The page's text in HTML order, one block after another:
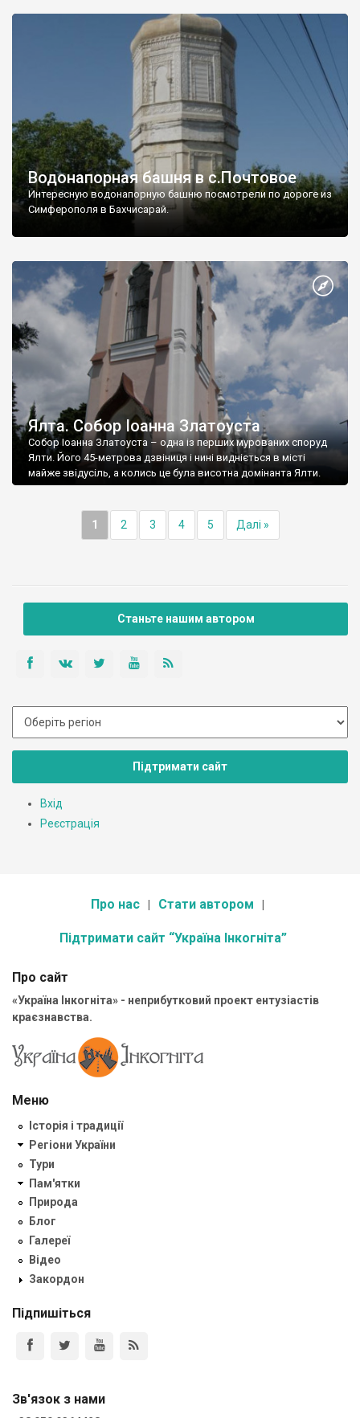
Водонапорная башня в с.Почтовое
Интересную водонапорную башню посмотрели по дороге из
Симферополя в Бахчисарай.
Ялта. Собор Іоанна Златоуста
Собор Іоанна Златоуста – одна із перших мурованих споруд
Ялти. Його 45-метрова дзвіниця і нині видніється в місті
майже звідусіль, а колись це була висотна домінанта Ялти.
1 2 3 4 5 Далі »
Станьте нашим автором
Підтримати сайт
Вхід
Реєстрація
Про нас Стати автором
Підтримати сайт “Україна Інкогніта”
Про сайт
«Україна Інкогніта» - неприбутковий проект ентузіастів
краєзнавства.
Меню
Історія і традиції
Регіони України
Тури
Пам'ятки
Природа
Блог
Галереї
Відео
Закордон
Підпишіться
Зв'язок з нами